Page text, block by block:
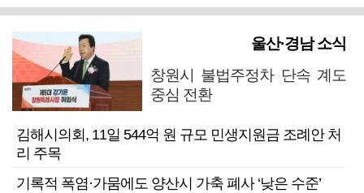
울산·경남 소식
창원시 불법주정차 단속 계도
중심 전환
김해시의회, 11일 544억 원 규모 민생지원금 조례안 처
리 주목
기록적 폭염·가뭄에도 양산시 가축 폐사 ‘낮은 수준’